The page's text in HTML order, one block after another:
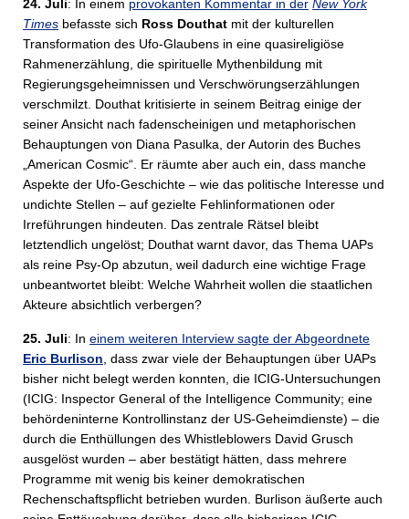
24. Juli: In einem provokanten Kommentar in der New York
Times befasste sich Ross Douthat mit der kulturellen
Transformation des Ufo-Glaubens in eine quasireligiöse
Rahmenerzählung, die spirituelle Mythenbildung mit
Regierungsgeheimnissen und Verschwörungserzählungen
verschmilzt. Douthat kritisierte in seinem Beitrag einige der
seiner Ansicht nach fadenscheinigen und metaphorischen
Behauptungen von Diana Pasulka, der Autorin des Buches
„American Cosmic“. Er räumte aber auch ein, dass manche
Aspekte der Ufo-Geschichte – wie das politische Interesse und
undichte Stellen – auf gezielte Fehlinformationen oder
Irreführungen hindeuten. Das zentrale Rätsel bleibt
letztendlich ungelöst; Douthat warnt davor, das Thema UAPs
als reine Psy-Op abzutun, weil dadurch eine wichtige Frage
unbeantwortet bleibt: Welche Wahrheit wollen die staatlichen
Akteure absichtlich verbergen?
25. Juli: In einem weiteren Interview sagte der Abgeordnete
Eric Burlison , dass zwar viele der Behauptungen über UAPs
bisher nicht belegt werden konnten, die ICIG-Untersuchungen
(ICIG: Inspector General of the Intelligence Community; eine
behördeninterne Kontrollinstanz der US-Geheimdienste) – die
durch die Enthüllungen des Whistleblowers David Grusch
ausgelöst wurden – aber bestätigt hätten, dass mehrere
Programme mit wenig bis keiner demokratischen
Rechenschaftspflicht betrieben wurden. Burlison äußerte auch